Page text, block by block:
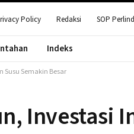
Policy Redaksi SOP
Indeks
Susu Semakin Besar
Investasi